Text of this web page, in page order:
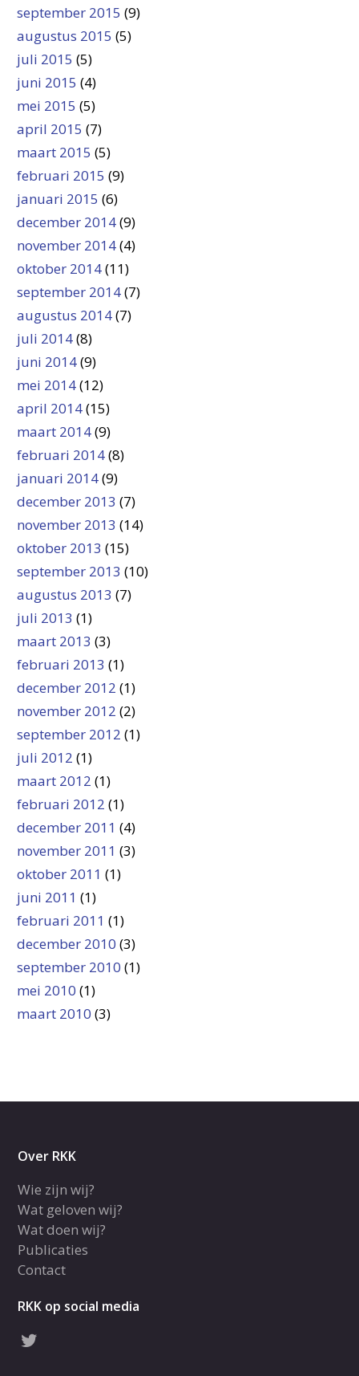
september 2015 (9)
augustus 2015 (5)
juli 2015 (5)
juni 2015 (4)
mei 2015 (5)
april 2015 (7)
maart 2015 (5)
februari 2015 (9)
januari 2015 (6)
december 2014(9)
november 2014(4)
oktober 2014(11)
september 2014(7)
augustus 2014(7)
juli 2014(8)
juni 2014(9)
mei 2014(12)
april 2014(15)
maart 2014(9)
februari 2014(8)
januari 2014(9)
december 2013 (7)
november 2013 (14)
oktober 2013 (15)
september 2013 (10)
augustus 2013 (7)
juli 2013 (1)
maart 2013 (3)
februari 2013 (1)
december 2012 (1)
november 2012 (2)
september 2012 (1)
juli 2012 (1)
maart 2012 (1)
februari 2012 (1)
december 2011 (4)
november 2011 (3)
oktober 2011 (1)
juni 2011 (1)
februari 2011 (1)
december 2010 (3)
september 2010 (1)
mei 2010 (1)
maart 2010 (3)
Over RKK
Wie zijn wij?
Wat geloven wij?
Wat doen wij?
Publicaties
Contact
RKK op social media